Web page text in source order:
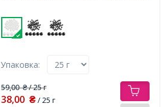
Упаковка:
59,00₴/ 25 г
38,00 ₴/ 25 г